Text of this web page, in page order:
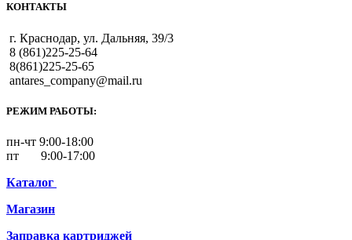
КОНТАКТЫ
г. Краснодар, ул. Дальняя, 39/3
8 (861)225-25-64
8(861)225-25-65
antares_company@mail.ru
РЕЖИМ РАБОТЫ:
пн-чт 9:00-18:00
пт 9:00-17:00
Каталог
Магазин
Заправка картриджей